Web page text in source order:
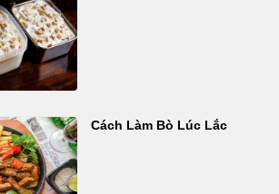
Cách Làm Bò Lúc Lắc